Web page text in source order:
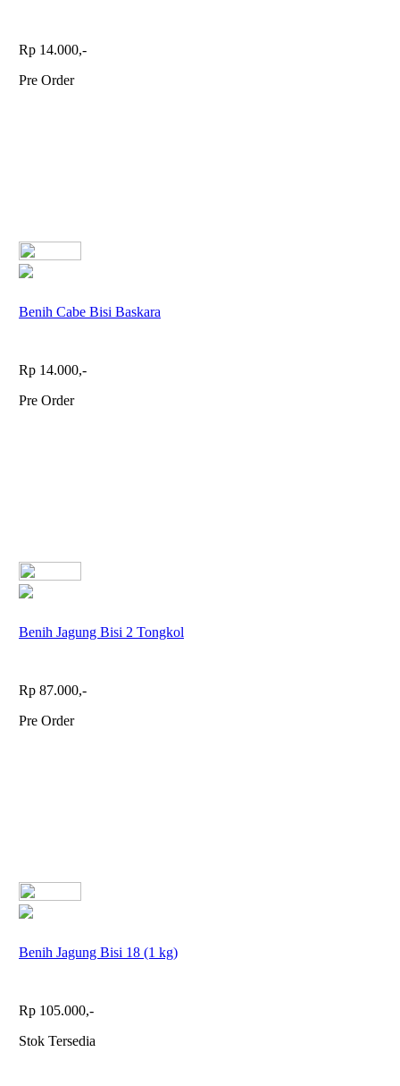
Rp 14.000,-
Pre Order
Benih Cabe Bisi Baskara
Rp 14.000,-
Pre Order
Benih Jagung Bisi 2 Tongkol
Rp 87.000,-
Pre Order
Benih Jagung Bisi 18 (1 kg)
Rp 105.000,-
Stok Tersedia